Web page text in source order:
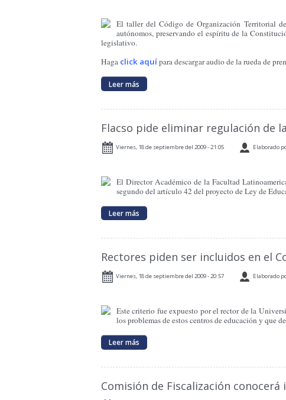
El taller del Código de Organización Territorial
autónomos, preservando el espíritu de la
legislativo.
Haga click aquípara descargar audio de la rueda de
Leer más
Flacso pide eliminar regulación de
Viernes, 18 de septiembre del 2009 - 21:05 Elaborado
El Director Académico de la Facultad
segundo del artículo 42 del proyecto de Ley de
Leer más
Rectores piden ser incluidos en el
Viernes, 18 de septiembre del 2009 - 20:57 Elaborado
Este criterio fue expuesto por el rector de la
los problemas de estos centros de educación y que
Leer más
Comisión de Fiscalización